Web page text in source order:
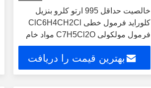
خالصیت حداقل 995 ارتو کلرو بنزیل
کلوراید فرمول خطی ClC6H4CH2Cl
فرمول مولکولی C7H5Cl2O مواد خام
شیمیایی
بهترین قیمت را دریافت